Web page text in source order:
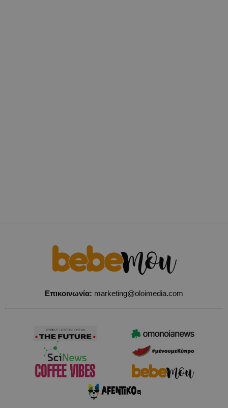
Επικοινωνία: marketing@oloimedia.com